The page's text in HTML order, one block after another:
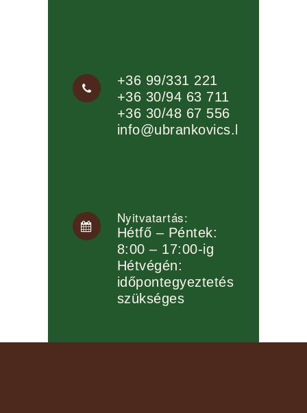
+36 99/331 221
+36 30/94 63 711
+36 30/48 67 556
info@ubrankovics.hu
Nyitvatartás:
Hétfő – Péntek:
8:00 – 17:00-ig
Hétvégén:
időpontegyeztetés
szükséges